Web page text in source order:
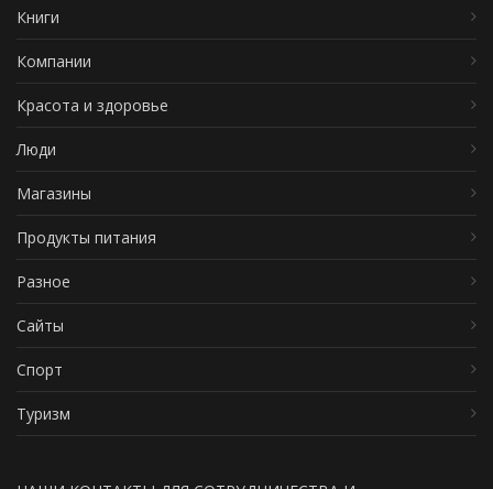
Книги
Компании
Красота и здоровье
Люди
Магазины
Продукты питания
Разное
Сайты
Спорт
Туризм